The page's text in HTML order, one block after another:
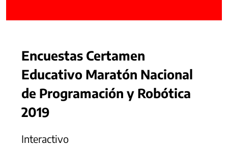
Encuestas Certamen
Educativo Maratón Nacional
de Programación y Robótica
2019
Interactivo